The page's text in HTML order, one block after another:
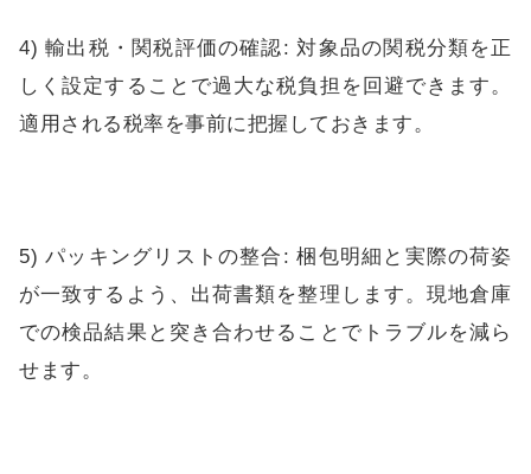
4) 輸出税・関税評価の確認: 対象品の関税分類を正
しく設定することで過大な税負担を回避できます。
適用される税率を事前に把握しておきます。
5) パッキングリストの整合: 梱包明細と実際の荷姿
が一致するよう、出荷書類を整理します。現地倉庫
での検品結果と突き合わせることでトラブルを減ら
せます。